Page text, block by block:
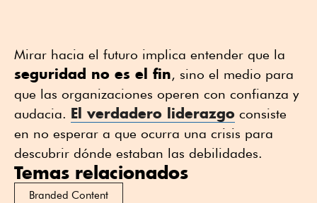
Mirar hacia el futuro implica entender que la
seguridad no es el fin, sino el medio para
que las organizaciones operen con confianza y
audacia. El verdadero liderazgo consiste
en no esperar a que ocurra una crisis para
descubrir dónde estaban las debilidades.
Temas relacionados
Branded Content